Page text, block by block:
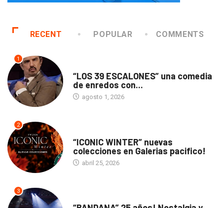
RECENT POPULAR COMMENTS
1
“LOS 39 ESCALONES” una comedia
de enredos con...
agosto 1, 2026
2
“ICONIC WINTER” nuevas
colecciones en Galerias pacifico!
abril 25, 2026
3